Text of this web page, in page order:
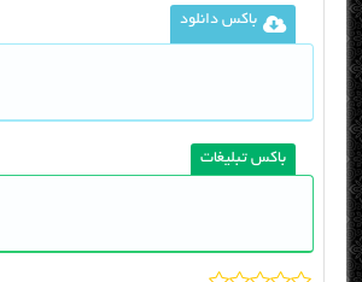
باکس دانلود
باکس تبلیغات